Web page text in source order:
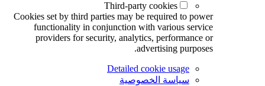
Third-party cookies
Cookies set by third parties may be required to power
functionality in conjunction with various service
providers for security, analytics, performance or
advertising purposes.
Detailed cookie usage
سياسة الخصوصية